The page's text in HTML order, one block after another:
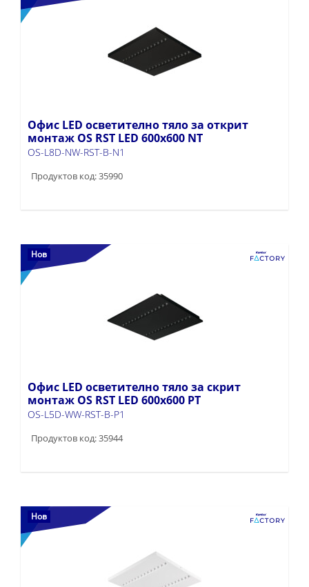
Офис LED осветително тяло за открит
монтаж OS RST LED 600x600 NT
OS-L8D-NW-RST-B-N1
Продуктов код: 35990
Нов
Офис LED осветително тяло за скрит
монтаж OS RST LED 600x600 PT
OS-L5D-WW-RST-B-P1
Продуктов код: 35944
Нов